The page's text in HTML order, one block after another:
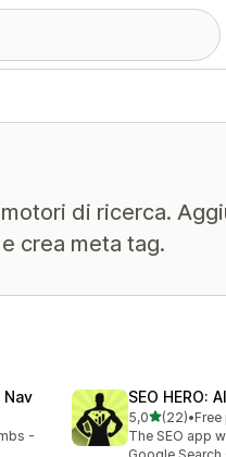
di ricerca.
crea meta tag.
Nav
-
SEO HERO:
5,0stelle su 5
(22)
22 recensioni
•Free
The SEO app